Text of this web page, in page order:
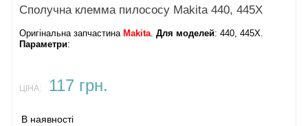
Сполучна клемма пилососу Makita 440, 445X
Оригінальна запчастина Makita.Для моделей: 440, 445X.
Параметри:
ЦІНА: 117 грн.
В наявності